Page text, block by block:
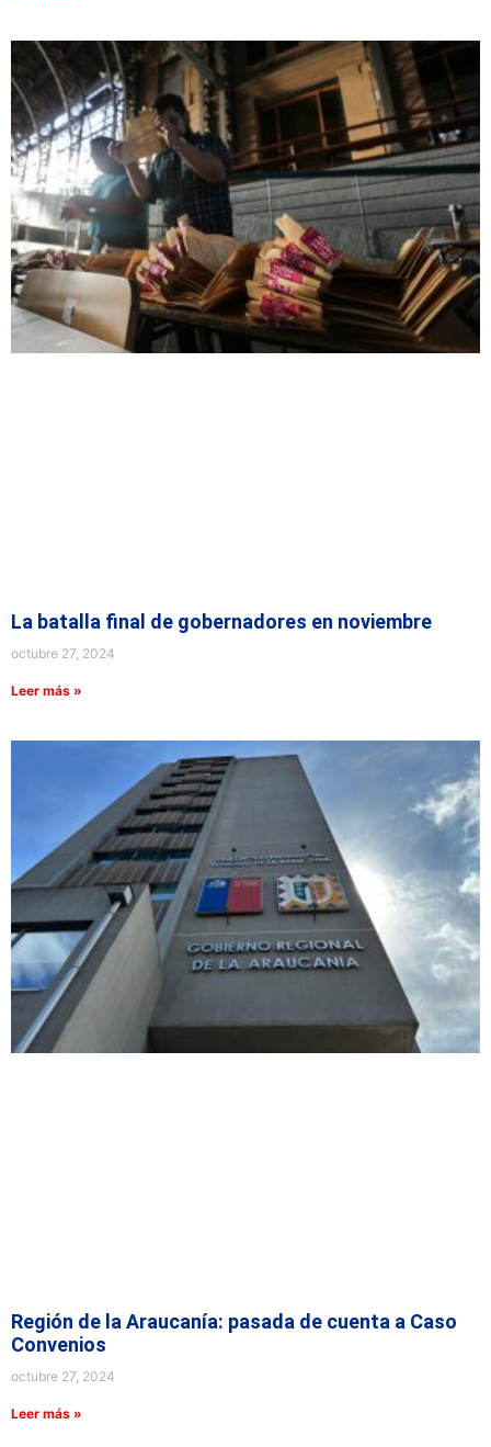
La batalla final de gobernadores en noviembre
octubre 27, 2024
Leer más »
Región de la Araucanía: pasada de cuenta a Caso
Convenios
octubre 27, 2024
Leer más »